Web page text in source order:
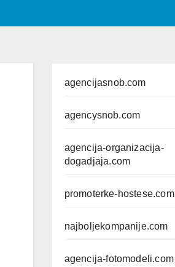
agencijasnob.com
agencysnob.com
agencija-organizacija-
dogadjaja.com
promoterke-hostese.com
najboljekompanije.com
agencija-fotomodeli.com